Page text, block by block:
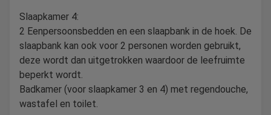
Slaapkamer 4:
2 Eenpersoonsbedden en een slaapbank in de hoek. De
slaapbank kan ook voor 2 personen worden gebruikt,
deze wordt dan uitgetrokken waardoor de leefruimte
beperkt wordt.
Badkamer (voor slaapkamer 3 en 4) met regendouche,
wastafel en toilet.